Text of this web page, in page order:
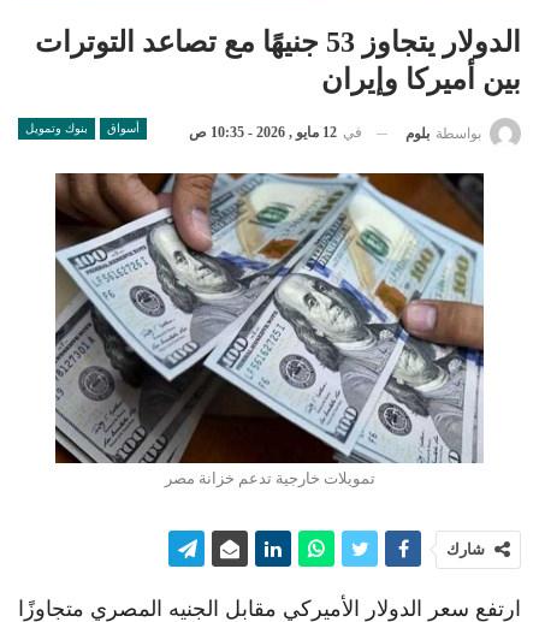
الدولار يتجاوز 53 جنيهًا مع تصاعد التوترات
بين أميركا وإيران
أسواق بنوك وتمويل بواسطة بلوم في 12 مايو , 2026 - 10:35 ص
تمويلات خارجية تدعم خزانة مصر
شارك
ارتفع سعر الدولار الأميركي مقابل الجنيه المصري متجاوزًا